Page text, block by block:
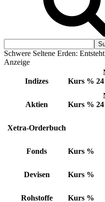
Schwere Seltene Erden:
Anzeige
Indizes Kurs %
Aktien Kurs %
Xetra-Orderbuch
Fonds Kurs %
Devisen Kurs %
Rohstoffe Kurs %